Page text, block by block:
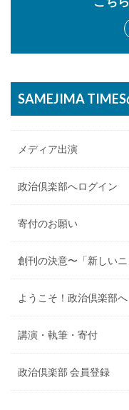
SAMEJIMA TIMES
メディア出演
政治倶楽部へログイン
寄付のお願い
創刊の決意〜「新しい
ようこそ！政治倶楽部へ
講演・執筆・寄付
政治倶楽部 会員登録